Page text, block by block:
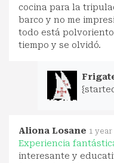
cocina para la
barco y no me
todo está
tiempo y se olvidó.
Aliona Losane 1 year
Experiencia
interesante y